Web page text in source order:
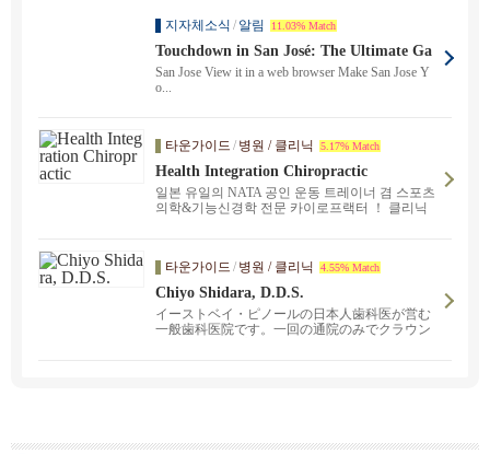
지자체소식 / 알림 11.03% Match
Touchdown in San José: The Ultimate Ga
me Day Experience
San Jose View it in a web browser Make San Jose Y
o...
타운가이드 / 병원 / 클리닉 5.17% Match
Health Integration Chiropractic
일본 유일의 NATA 공인 운동 트레이너 겸 스포츠
의학&기능신경학 전문 카이로프랙터 ！ 클리닉
의 몸 컨디션으로 고생하시는 분, 운동 능력 향상
을 목표로 하는 분이라면 꼭 연락 주시기 바랍니
다.
타운가이드 / 병원 / 클리닉 4.55% Match
Chiyo Shidara, D.D.S.
イーストベイ・ピノールの日本人歯科医が営む
一般歯科医院です。一回の通院のみでクラウン